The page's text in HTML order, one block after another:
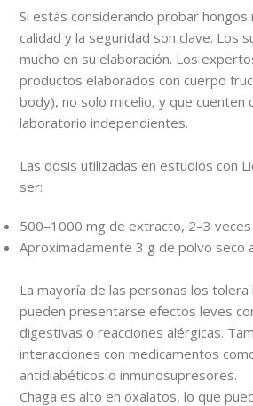
Si estás considerando probar hongos
calidad y la seguridad son clave. Los
mucho en su elaboración. Los
productos elaborados con cuerpo
body), no solo micelio, y que cuenten
laboratorio independientes.
Las dosis utilizadas en estudios con
ser:
500–1000 mg de extracto, 2–3 veces
Aproximadamente 3 g de polvo seco
La mayoría de las personas los tolera
pueden presentarse efectos leves
digestivas o reacciones alérgicas.
interacciones con medicamentos
antidiabéticos o inmunosupresores.
Chaga es alto en oxalatos, lo que